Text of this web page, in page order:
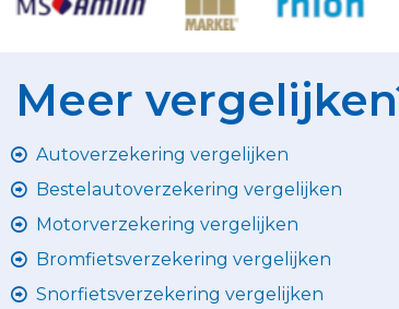
Meer
Autoverzekering vergelijken
Bestelautoverzekering vergelijken
Motorverzekering vergelijken
Bromfietsverzekering vergelijken
Snorfietsverzekering vergelijken